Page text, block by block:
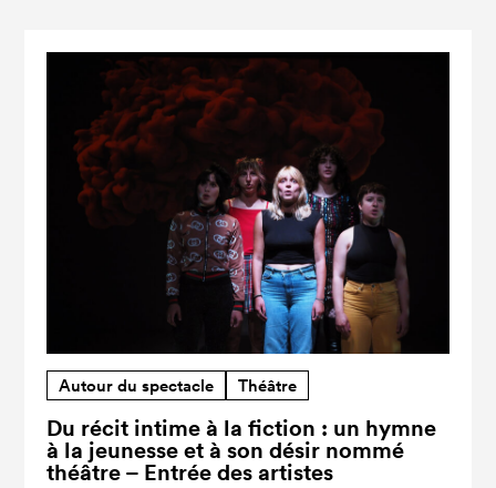
Autour du spectacle Théâtre
Du récit intime à la fiction : un hymne
à la jeunesse et à son désir nommé
théâtre – Entrée des artistes